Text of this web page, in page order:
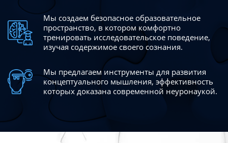
Мы создаем безопасное образовательное
пространство, в котором комфортно
тренировать исследовательское поведение,
изучая содержимое своего сознания.
Мы предлагаем инструменты для развития
концептуального мышления, эффективность
которых доказана современной неуронаукой.